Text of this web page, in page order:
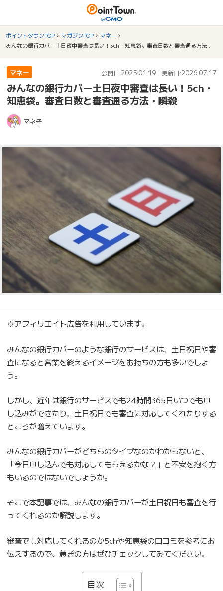
ポイントタウンTOP マガジンTOP
マネー
マネー 公開日:2025.01.19 更新日:2026.07.17
みんなの銀行カバー土日夜中審査は長い！5ch・
知恵袋。審査日数と審査通る方法・瞬殺
マネ子
※アフィリエイト広告を利用しています。
みんなの銀行カバーのような銀行のサービスは、土日祝日や審
査になると営業を終えるイメージをお持ちの方も多いでしょ
う。
しかし、近年は銀行のサービスでも24時間365日いつでも申
し込みができたり、土日祝日でも審査に対応してくれたりする
ところが増えています。
みんなの銀行カバーがどちらのタイプなのかわからないと、
「今日申し込んでも対応してもらえるかな？」と不安を抱く方
もいるのではないでしょうか。
そこで本記事では、みんなの銀行カバーが土日祝日も審査を行
ってくれるのか解説します。
審査でも対応してくれるのか5chや知恵袋の口コミを参考にお
伝えするので、急ぎの方はぜひチェックしてみてください。
目次